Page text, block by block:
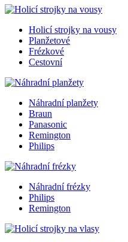
Holicí strojky na vousy
Planžetové
Frézkové
Cestovní
Náhradní planžety
Braun
Panasonic
Remington
Philips
Náhradní frézky
Philips
Remington